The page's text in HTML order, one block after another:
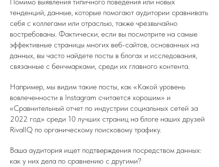
тенденций, данные, которые помогают аудитории сравнивать
себя с коллегами или отраслью, также чрезвычайно
востребованы. Фактически, если вы посмотрите на самые
эффективные страницы многих веб-сайтов, основанных на
данных, вы часто найдете посты в блогах и исследования,
связанные с бенчмарками, среди их главного контента.
Например, мы видим такие посты, как «Какой уровень
вовлеченности в Instagram считается хорошим» и
«Сравнительный отчет по индустрии социальных сетей за
2022 год» среди 10 лучших страниц на блоге наших друзей
RivalIQ по органическому поисковому трафику.
Ваша аудитория ищет подтверждения посредством данных:
как у них дела по сравнению с другими?